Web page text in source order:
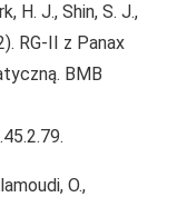
H. J., Shin, S. J.,
RG-II z Panax
BMB
O.,